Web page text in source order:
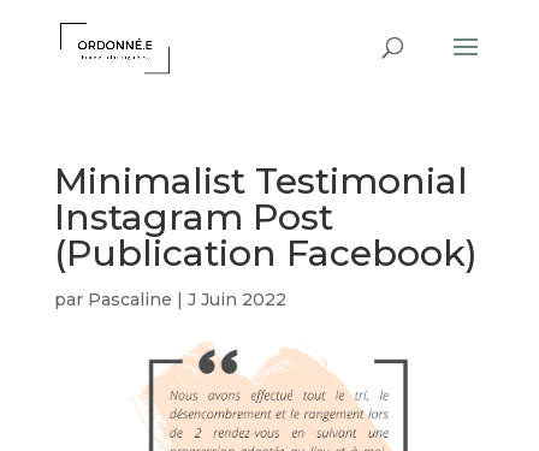
Minimalist Testimonial
Instagram Post
(Publication Facebook)
par Pascaline | J Juin 2022